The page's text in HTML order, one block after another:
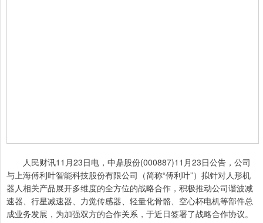
人民财讯11月23日电，中鼎股份(000887)11月23日公告，公司
与上海傅利叶智能科技股份有限公司（简称“傅利叶”）拟针对人形机
器人相关产品展开多维度的全方位的战略合作，积极推动公司谐波减
速器、行星减速器、力觉传感器、轻量化骨骼、空心杯电机等部件总
成业务发展，为加强双方的合作关系，于近日签署了战略合作协议。